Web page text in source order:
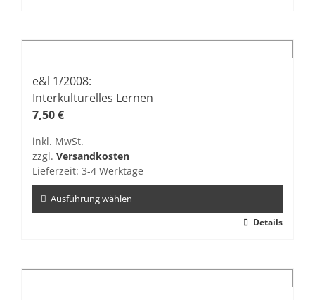
mehrere
Varianten
auf.
Die
Optionen
auf
der
gewählt
werden
e&l 1/2008:
Interkulturelles Lernen
7,50€
inkl. MwSt.
zzgl. Versandkosten
Lieferzeit: 3-4 Werktage
Ausführung wählen
mehrere
Varianten
Details